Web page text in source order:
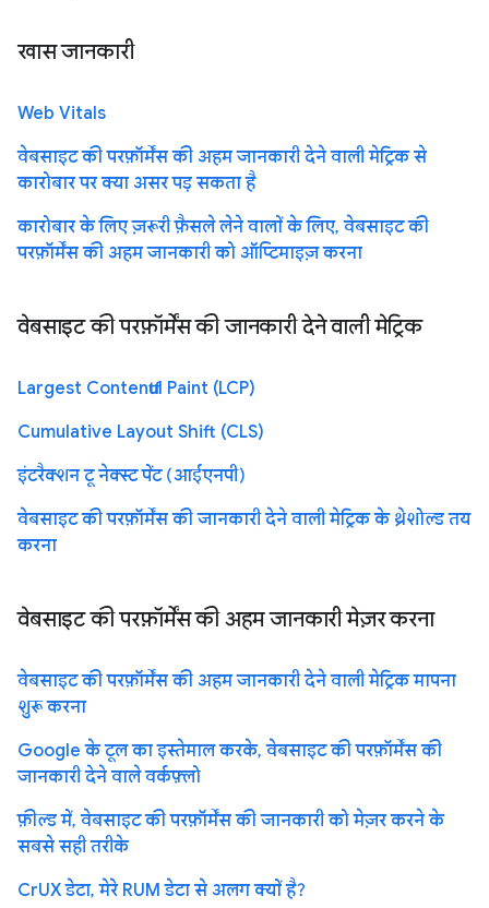
खास जानकारी
Web Vitals
वेबसाइट की परफ़ॉर्मेंस की अहम जानकारी देने वाली मेट्रिक से
कारोबार पर क्या असर पड़ सकता है
कारोबार के लिए ज़रूरी फ़ैसले लेने वालों के लिए, वेबसाइट की
परफ़ॉर्मेंस की अहम जानकारी को ऑप्टिमाइज़ करना
वेबसाइट की परफ़ॉर्मेंस की जानकारी देने वाली मेट्रिक
Largest Contentful Paint (LCP)
Cumulative Layout Shift (CLS)
इंटरैक्शन टू नेक्स्ट पेंट (आईएनपी)
वेबसाइट की परफ़ॉर्मेंस की जानकारी देने वाली मेट्रिक के थ्रेशोल्ड तय
करना
वेबसाइट की परफ़ॉर्मेंस की अहम जानकारी मेज़र करना
वेबसाइट की परफ़ॉर्मेंस की अहम जानकारी देने वाली मेट्रिक मापना
शुरू करना
Google के टूल का इस्तेमाल करके, वेबसाइट की परफ़ॉर्मेंस की
जानकारी देने वाले वर्कफ़्लो
फ़ील्ड में, वेबसाइट की परफ़ॉर्मेंस की जानकारी को मेज़र करने के
सबसे सही तरीके
CrUX डेटा, मेरे RUM डेटा से अलग क्यों है?